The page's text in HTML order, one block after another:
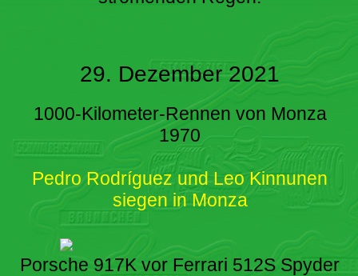
29. Dezember 2021
1000-Kilometer-Rennen von Monza
1970
Pedro Rodríguez und Leo Kinnunen
siegen in Monza
Porsche 917K vor Ferrari 512S Spyder